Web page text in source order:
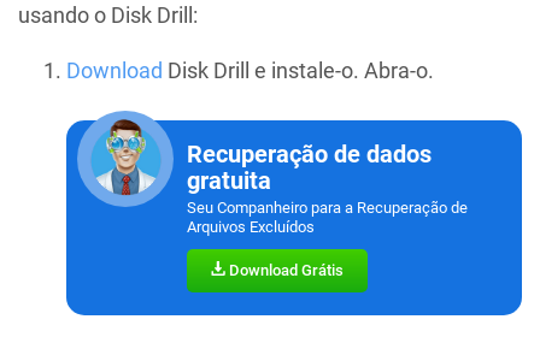
usando o Disk Drill:
Download Disk Drill e instale-o. Abra-o.
Recuperação de dados
gratuita
Seu Companheiro para a Recuperação de
Arquivos Excluídos
Download Grátis